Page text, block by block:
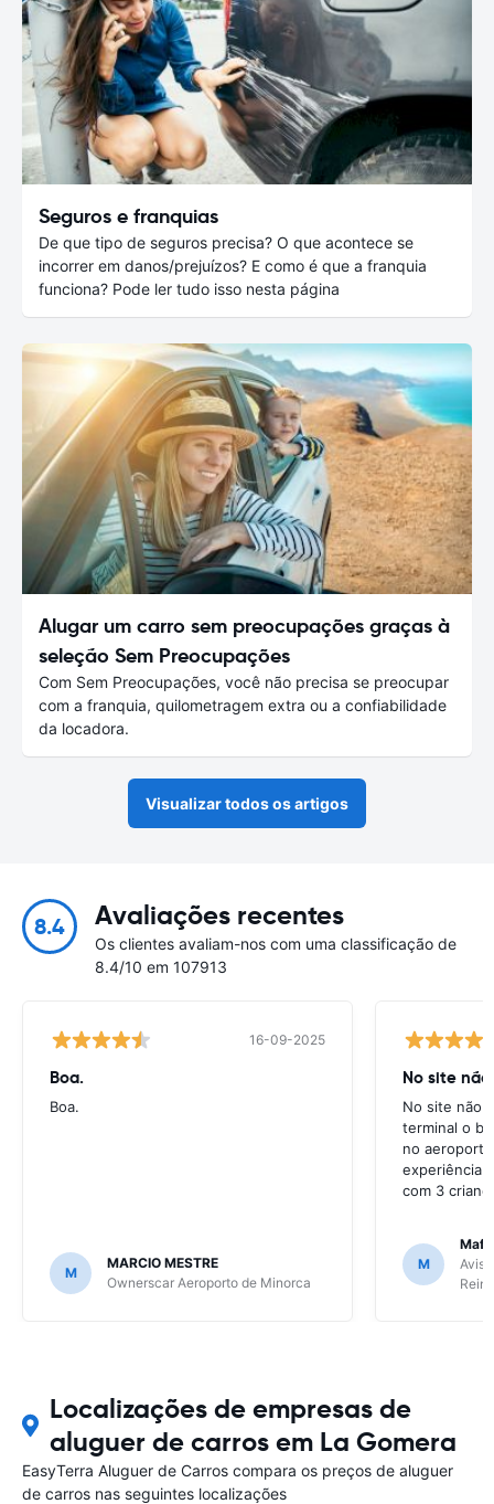
Seguros e franquias
De que tipo de seguros precisa? O que acontece se
incorrer em danos/prejuízos? E como é que a franquia
funciona? Pode ler tudo isso nesta página
Alugar um carro sem preocupações graças à
seleção Sem Preocupações
Com Sem Preocupações, você não precisa se preocupar
com a franquia, quilometragem extra ou a confiabilidade
da locadora.
Visualizar todos os artigos
8.4 Avaliações recentes
Os clientes avaliam-nos com uma classificação de
8.4/10 em 107913
16-09-2025
Boa.
Boa.
M
MARCIO MESTRE
Ownerscar Aeroporto de Minorca
No site
No site não
terminal o
no
experiência
com 3
M
Avis
Localizações de empresas de
aluguer de carros em La Gomera
EasyTerra Aluguer de Carros compara os preços de aluguer
de carros nas seguintes localizações